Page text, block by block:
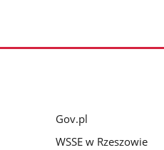
Gov.pl
WSSE w Rzeszowie